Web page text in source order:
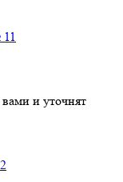
и уточнят